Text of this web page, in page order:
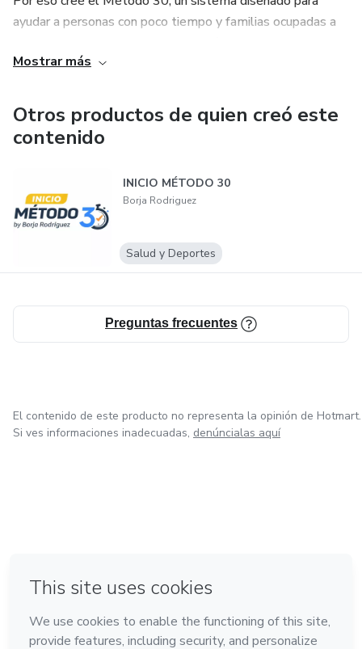
ayudar a personas con poco tiempo y familias ocupadas a
resultados que desean de forma realista y sostenible.
Mostrar más
Otros productos de quien creó este
contenido
INICIO MÉTODO 30
Borja Rodriguez
Salud y Deportes
Preguntas frecuentes
El contenido de este producto no representa la opinión de Hotmart.
Si ves informaciones inadecuadas, denúncialas aquí
Hecho con❤ en Ciudad de México